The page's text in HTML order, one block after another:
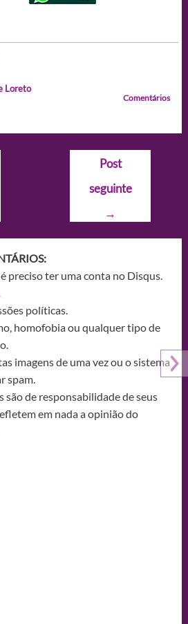
Loreto
Comentários
Post
seguinte
→
preciso ter uma conta no Disqus.
políticas.
homofobia ou qualquer tipo de
imagens de uma vez ou o sistema
spam.
são de responsabilidade de seus
em nada a opinião do